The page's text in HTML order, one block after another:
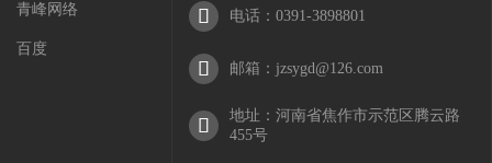
青峰网络
百度
 电话：0391-3898801
 邮箱：jzsygd@126.com

地址：河南省焦作市示范区腾云路
455号